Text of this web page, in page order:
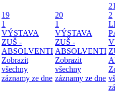
19
1
VÝSTAVA
ZUŠ -
ABSOLVENTI
Zobrazit
všechny
záznamy ze dne
20
1
VÝSTAVA
ZUŠ -
ABSOLVENTI
Zobrazit
všechny
záznamy ze dne
2